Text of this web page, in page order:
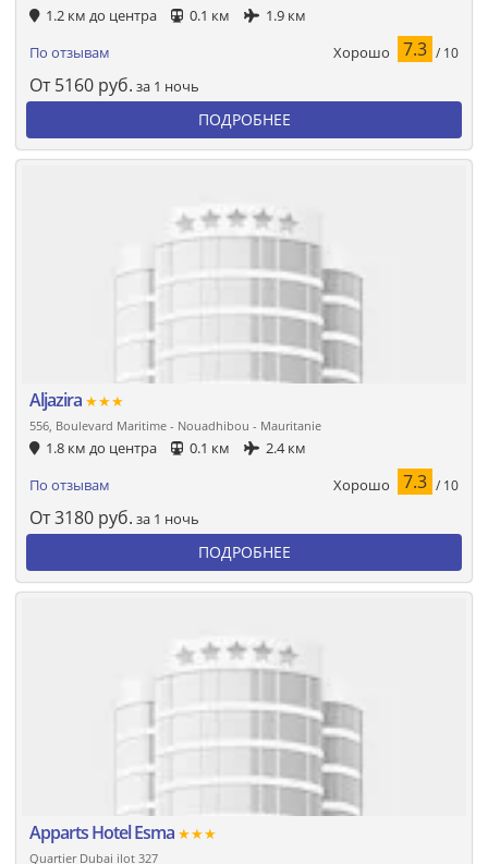
1.2 км до центра 0.1 км
1.9 км
По отзывам
Хорошо 7.3 / 10
От 5160 руб. за 1 ночь
ПОДРОБНЕЕ
Aljazira ★★★
556, Boulevard Maritime - Nouadhibou - Mauritanie
1.8 км до центра 0.1 км
2.4 км
По отзывам
Хорошо 7.3 / 10
От3180 руб. за 1 ночь
ПОДРОБНЕЕ
Apparts Hotel Esma ★★★
Quartier Dubai ilot 327